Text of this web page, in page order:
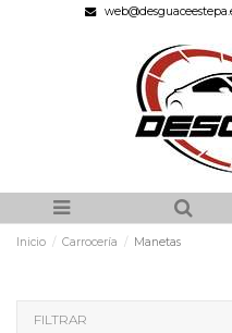
Inicio Carrocería Manetas
FILTRAR